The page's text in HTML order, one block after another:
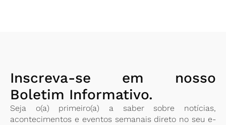
Inscreva-se em nosso
Boletim Informativo.
Seja o(a) primeiro(a) a saber sobre notícias,
acontecimentos e eventos semanais direto no seu e-